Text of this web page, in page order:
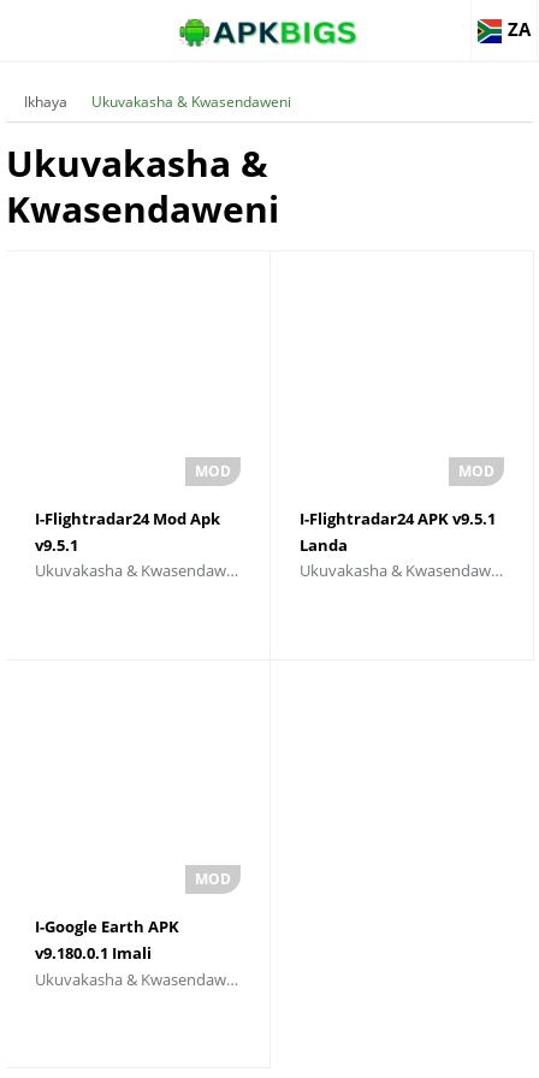
ZA
Ikhaya Ukuvakasha & Kwasendaweni
Ukuvakasha &
Kwasendaweni
I-Flightradar24 Mod Apk
v9.5.1
Ukuvakasha & Kwasendaweni
I-Flightradar24 APK v9.5.1
Landa
Ukuvakasha & Kwasendaweni
I-Google Earth APK
v9.180.0.1 Imali
Engenamkhawulo
Ukuvakasha & Kwasendaweni